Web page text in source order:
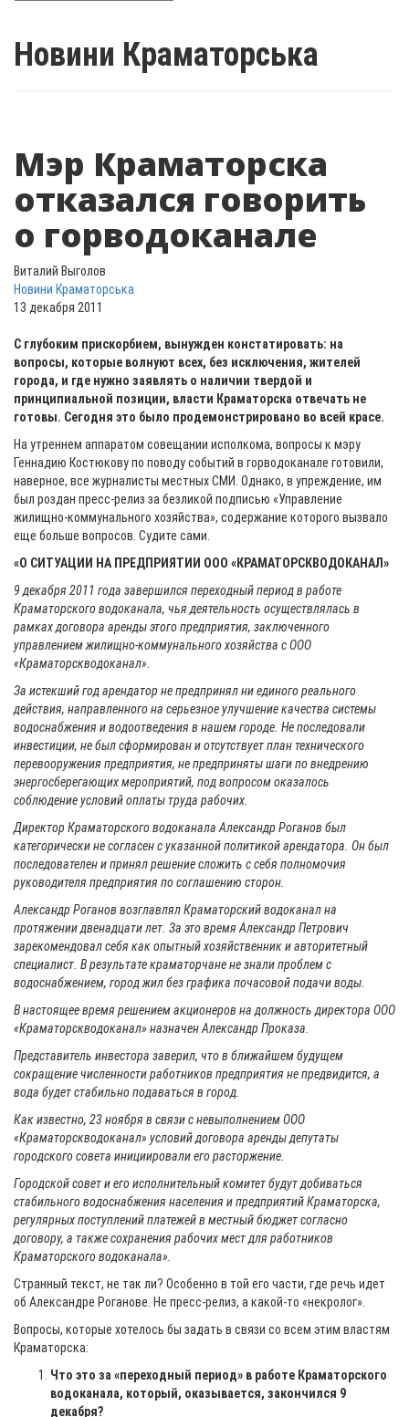
Новини Краматорська
Мэр Краматорска
отказался говорить
о горводоканале
Виталий Выголов
Новини Краматорська
13 декабря 2011
С глубоким прискорбием, вынужден констатировать: на
вопросы, которые волнуют всех, без исключения, жителей
города, и где нужно заявлять о наличии твердой и
принципиальной позиции, власти Краматорска отвечать не
готовы. Сегодня это было продемонстрировано во всей красе.
На утреннем аппаратом совещании исполкома, вопросы к мэру
Геннадию Костюкову по поводу событий в горводоканале готовили,
наверное, все журналисты местных СМИ. Однако, в упреждение, им
был роздан пресс-релиз за безликой подписью «Управление
жилищно-коммунального хозяйства», содержание которого вызвало
еще больше вопросов. Судите сами.
«О СИТУАЦИИ НА ПРЕДПРИЯТИИ ООО «КРАМАТОРСКВОДОКАНАЛ»
9 декабря 2011 года завершился переходный период в работе
Краматорского водоканала, чья деятельность осуществлялась в
рамках договора аренды этого предприятия, заключенного
управлением жилищно-коммунального хозяйства с ООО
«Краматорскводоканал».
За истекший год арендатор не предпринял ни единого реального
действия, направленного на серьезное улучшение качества системы
водоснабжения и водоотведения в нашем городе. Не последовали
инвестиции, не был сформирован и отсутствует план технического
перевооружения предприятия, не предприняты шаги по внедрению
энергосберегающих мероприятий, под вопросом оказалось
соблюдение условий оплаты труда рабочих.
Директор Краматорского водоканала Александр Роганов был
категорически не согласен с указанной политикой арендатора. Он был
последователен и принял решение сложить с себя полномочия
руководителя предприятия по соглашению сторон.
Александр Роганов возглавлял Краматорский водоканал на
протяжении двенадцати лет. За это время Александр Петрович
зарекомендовал себя как опытный хозяйственник и авторитетный
специалист. В результате краматорчане не знали проблем с
водоснабжением, город жил без графика почасовой подачи воды.
В настоящее время решением акционеров на должность директора ООО
«Краматорскводоканал» назначен Александр Проказа.
Представитель инвестора заверил, что в ближайшем будущем
сокращение численности работников предприятия не предвидится, а
вода будет стабильно подаваться в город.
Как известно, 23 ноября в связи с невыполнением ООО
«Краматорскводоканал» условий договора аренды депутаты
городского совета инициировали его расторжение.
Городской совет и его исполнительный комитет будут добиваться
стабильного водоснабжения населения и предприятий Краматорска,
регулярных поступлений платежей в местный бюджет согласно
договору, а также сохранения рабочих мест для работников
Краматорского водоканала».
Странный текст, не так ли? Особенно в той его части, где речь идет
об Александре Роганове. Не пресс-релиз, а какой-то «некролог».
Вопросы, которые хотелось бы задать в связи со всем этим властям
Краматорска:
Что это за «переходный период» в работе Краматорского
водоканала, который, оказывается, закончился 9
декабря?